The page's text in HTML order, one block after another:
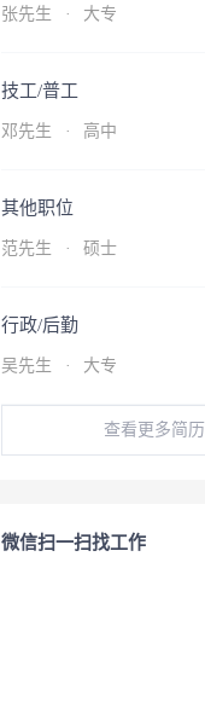
张先生 · 大专
技工/普工
邓先生 · 高中
其他职位
范先生 · 硕士
行政/后勤
吴先生 · 大专
查看更多简历
微信扫一扫找工作